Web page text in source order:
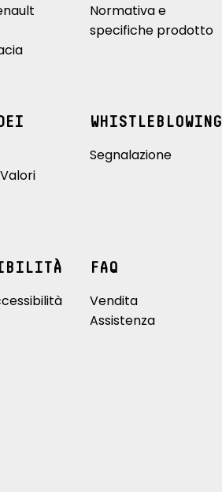
Normativa e
specifiche prodotto
WHISTLEBLOWING
Segnalazione
FAQ
Vendita
Assistenza